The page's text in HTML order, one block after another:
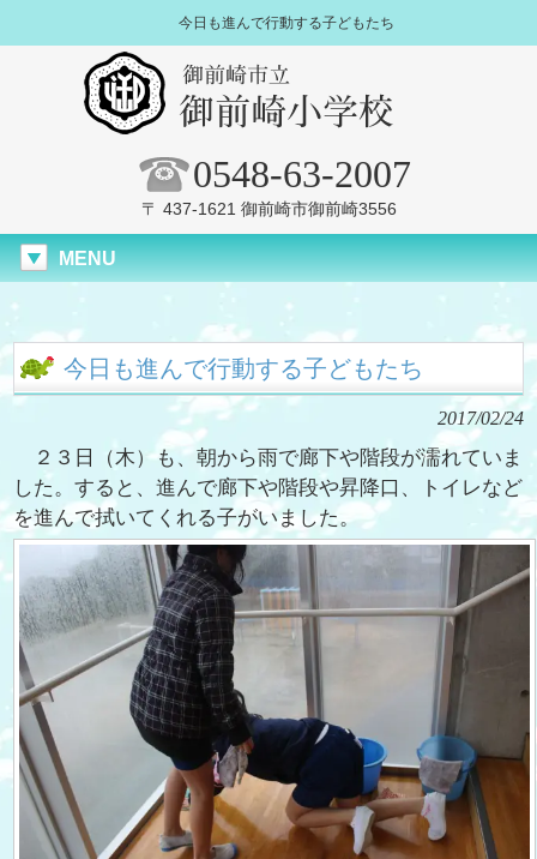
今日も進んで行動する子どもたち
0548-63-2007
〒 437-1621 御前崎市御前崎3556
MENU
今日も進んで行動する子どもたち
2017/02/24
２３日（木）も、朝から雨で廊下や階段が濡れていま
した。すると、進んで廊下や階段や昇降口、トイレなど
を進んで拭いてくれる子がいました。